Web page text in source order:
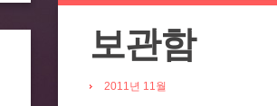
보관함
2011년 11월